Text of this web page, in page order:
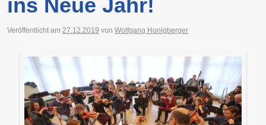
Veröffentlicht am 27.12.2019 von Wolfgang Honigberger